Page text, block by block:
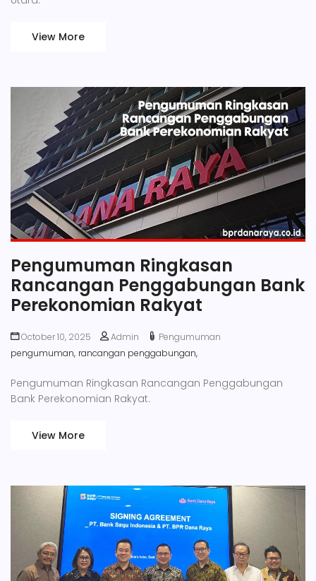
View More
Pengumuman Ringkasan
Rancangan Penggabungan Bank
Perekonomian Rakyat
October 10, 2025 Admin
Pengumuman
pengumuman, rancangan penggabungan,
Pengumuman Ringkasan Rancangan Penggabungan
Bank Perekonomian Rakyat.
View More